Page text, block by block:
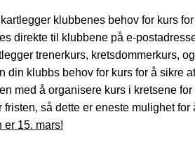
klubbenes behov for kurs
direkte til klubbene på e-
trenerkurs, kretsdommerkurs,
din klubbs behov for kurs for å sikre
med å organisere kurs i kretsene
fristen, så dette er eneste mulighet
er 15. mars!